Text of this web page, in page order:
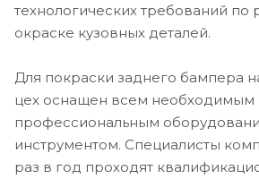
технологических требований по
окраске кузовных деталей.
Для покраски заднего бампера
цех оснащен всем необходимым
профессиональным
инструментом. Специалисты
раз в год проходят